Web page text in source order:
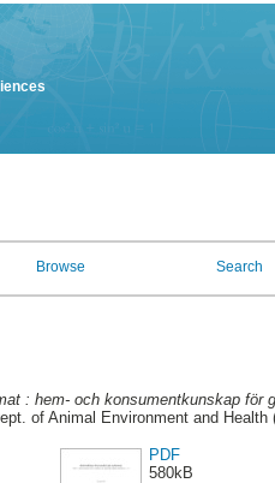
Browse Search
: hem- och konsumentkunskap för
of Animal Environment and Health
PDF
580kB